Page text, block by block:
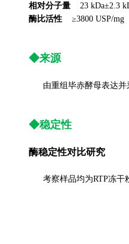
相对分子量 23 kDa±2.3
酶比活性 ≥3800 USP/mg
◆来源
由重组毕赤酵母表达
◆稳定性
酶稳定性对比研究
考察样品均为RTP冻干